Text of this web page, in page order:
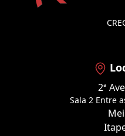
2ª
Sala 2 Entre